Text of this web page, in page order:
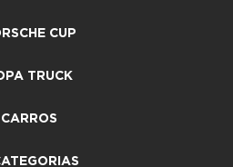
CUP
TRUCK
CARROS